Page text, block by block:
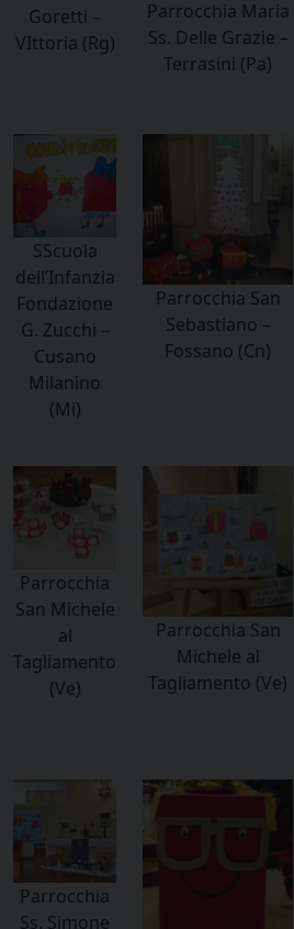
Goretti –
VIttoria (Rg)
Parrocchia Maria
Ss. Delle Grazie –
Terrasini (Pa)
SScuola
dell’Infanzia
Fondazione
G. Zucchi –
Cusano
Milanino
(Mi)
Parrocchia San
Sebastiano –
Fossano (Cn)
Parrocchia
San Michele
al
Tagliamento
(Ve)
Parrocchia San
Michele al
Tagliamento (Ve)
Parrocchia
Ss. Simone